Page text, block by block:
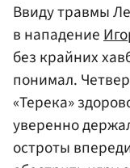
Ввиду травмы
в нападение
без крайних
понимал.
«Терека»
уверенно
остроты